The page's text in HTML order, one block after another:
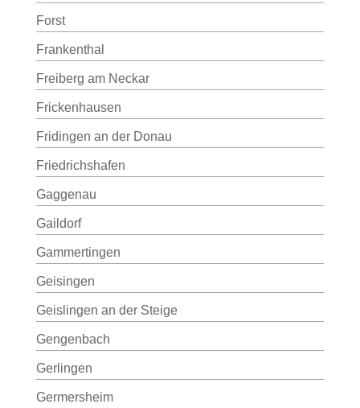
Forst
Frankenthal
Freiberg am Neckar
Frickenhausen
Fridingen an der Donau
Friedrichshafen
Gaggenau
Gaildorf
Gammertingen
Geisingen
Geislingen an der Steige
Gengenbach
Gerlingen
Germersheim